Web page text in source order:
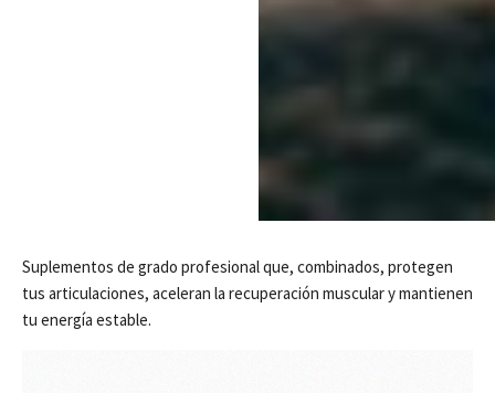
Suplementos de grado profesional que, combinados, protegen
tus articulaciones, aceleran la recuperación muscular y mantienen
tu energía estable.